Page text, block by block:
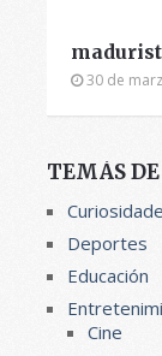
30 de
TEMÁS
Deportes
Educación
Cine